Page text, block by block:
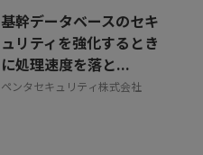
基幹データベースのセキ
ュリティを強化するとき
に処理速度を落と...
ペンタセキュリティ株式会社